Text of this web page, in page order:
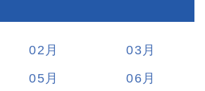
02
03
05
06